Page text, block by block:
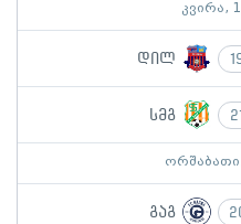
კვირა,
დილ
სმგ
გაგ